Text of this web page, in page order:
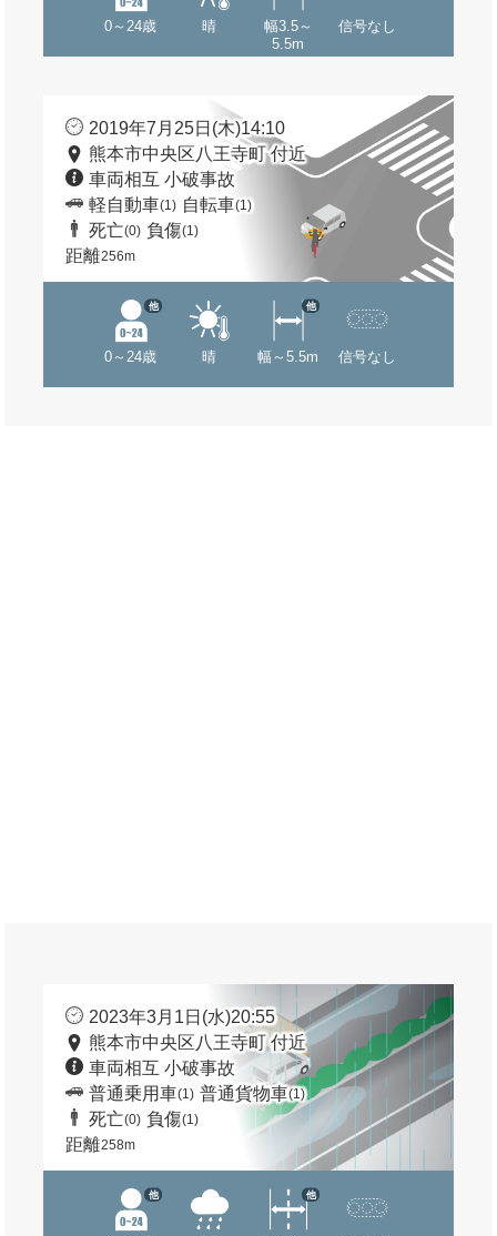
0～24歳 晴
幅3.5～
5.5m
信号なし
2019年7月25日(木)14:10
熊本市中央区八王寺町 付近
車両相互 小破事故
軽自動車(1) 自転車(1)
死亡(0) 負傷(1)
距離256m
0～24歳
他
晴 幅～5.5m
他
信号なし
2023年3月1日(水)20:55
熊本市中央区八王寺町 付近
車両相互 小破事故
普通乗用車(1) 普通貨物車(1)
死亡(0) 負傷(1)
距離258m
他 他